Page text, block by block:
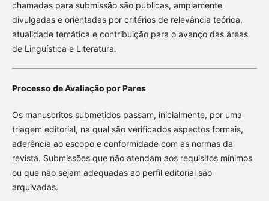
chamadas para submissão são públicas, amplamente
divulgadas e orientadas por critérios de relevância teórica,
atualidade temática e contribuição para o avanço das áreas
de Linguística e Literatura.
Processo de Avaliação por Pares
Os manuscritos submetidos passam, inicialmente, por uma
triagem editorial, na qual são verificados aspectos formais,
aderência ao escopo e conformidade com as normas da
revista. Submissões que não atendam aos requisitos mínimos
ou que não sejam adequadas ao perfil editorial são
arquivadas.